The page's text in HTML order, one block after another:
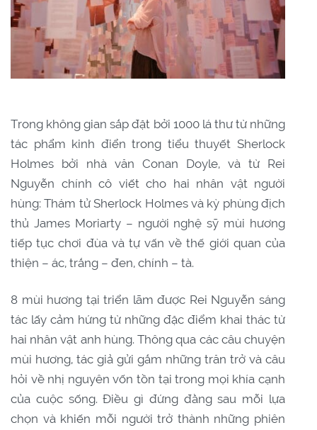
Trong không gian sắp đặt bởi 1000 lá thư từ những
tác phẩm kinh điển trong tiểu thuyết Sherlock
Holmes bởi nhà văn Conan Doyle, và từ Rei
Nguyễn chính cô viết cho hai nhân vật người
hùng: Thám tử Sherlock Holmes và kỳ phùng địch
thủ James Moriarty – người nghệ sỹ mùi hương
tiếp tục chơi đùa và tự vấn về thế giới quan của
thiện – ác, trắng – đen, chính – tà.
8 mùi hương tại triển lãm được Rei Nguyễn sáng
tác lấy cảm hứng từ những đặc điểm khai thác từ
hai nhân vật anh hùng. Thông qua các câu chuyện
mùi hương, tác giả gửi gắm những trăn trở và câu
hỏi về nhị nguyên vốn tồn tại trong mọi khía cạnh
của cuộc sống. Điều gì đứng đằng sau mỗi lựa
chọn và khiến mỗi người trở thành những phiên